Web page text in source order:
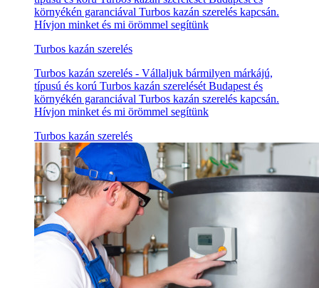
környékén garanciával Turbos kazán szerelés kapcsán.
Hívjon minket és mi örömmel segítünk
Turbos kazán szerelés
Turbos kazán szerelés - Vállaljuk bármilyen márkájú,
típusú és korú Turbos kazán szerelését Budapest és
környékén garanciával Turbos kazán szerelés kapcsán.
Hívjon minket és mi örömmel segítünk
Turbos kazán szerelés